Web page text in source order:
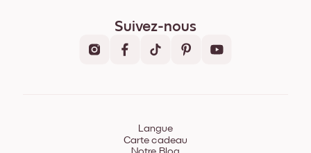
Suivez-nous
Langue
Carte cadeau